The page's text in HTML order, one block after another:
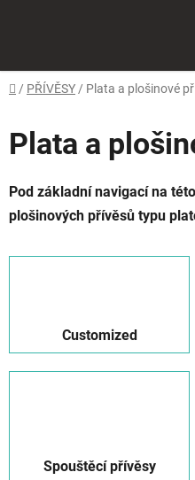
Domů
/ PŘÍVĚSY / Plata a plošinové
Plata a
Pod základní navigací na
plošinových přívěsů typu
Customized
Spouštěcí přívěsy